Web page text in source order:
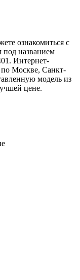
ознакомиться с
под названием
Интернет-
по Москве, Санкт-
модель из
цене.